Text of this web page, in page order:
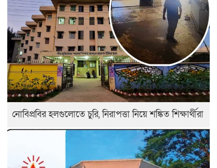
নোবিপ্রবির হলগুলোতে চুরি, নিরাপত্তা নিয়ে শঙ্কিত শিক্ষার্থীরা